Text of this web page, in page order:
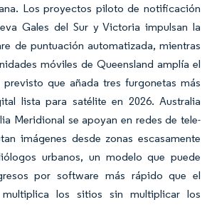
Los proyectos piloto de notificación
Gales del Sur y Victoria impulsan la
de puntuación automatizada, mientras
móviles de Queensland amplía el
que añada tres furgonetas más
lista para satélite en 2026. Australia
Meridional se apoyan en redes de tele-
imágenes desde zonas escasamente
urbanos, un modelo que puede
por software más rápido que el
los sitios sin multiplicar los